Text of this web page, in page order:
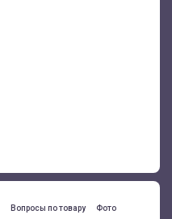
Вопросы по товару Фото